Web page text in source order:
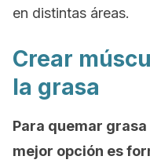
en distintas áreas.
Crear
la grasa
Para quemar
mejor opción es